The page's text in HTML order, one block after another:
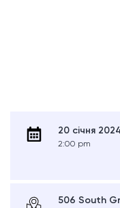
20 січня
2:00 pm
506 South